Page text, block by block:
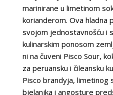
marinirane u limetinom
korianderom. Ova hladna
svojom jednostavnošću i
kulinarskim ponosom
ni na čuveni Pisco Sour,
za peruansku i čileansku
Pisco brandyja, limetinog
bjelanjka i angosture